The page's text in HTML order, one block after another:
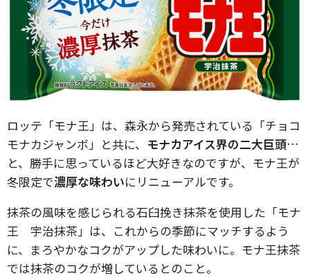
ロッテ「モナ王」は、森永から発売されている「チョコ
モナカジャンボ」と共に、 モナカアイス界の二大巨頭…
と、勝手に思っているほど大好きなのですが、モナ王が
冬限定で濃厚な味わいにリニューアルです。
抹茶の風味を感じられる石臼挽き抹茶を使用した「モナ
王 宇治抹茶」は、これからの季節にマッチするよう
に、まろやかなコクがアップした味わいに。モナ王抹茶
では抹茶のコクが増しているとのこと。